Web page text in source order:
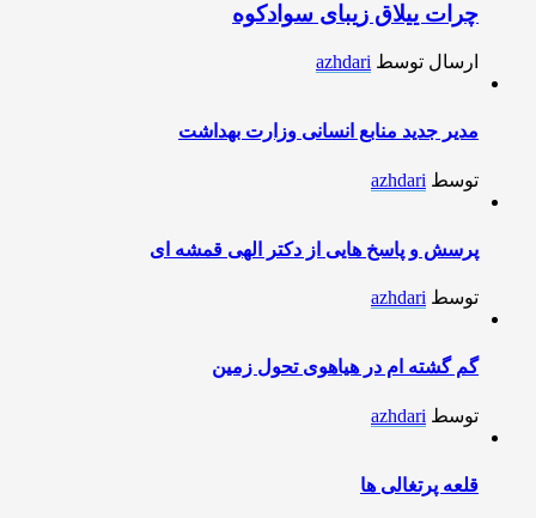
چرات ییلاق زیبای سوادکوه
ارسال توسط azhdari
مدیر جدید منابع انسانی وزارت بهداشت
توسط azhdari
پرسش و پاسخ هایی از دکتر الهی قمشه ای
توسط azhdari
گم گشته ام در هیاهوی تحول زمین
توسط azhdari
قلعه پرتغالی ها